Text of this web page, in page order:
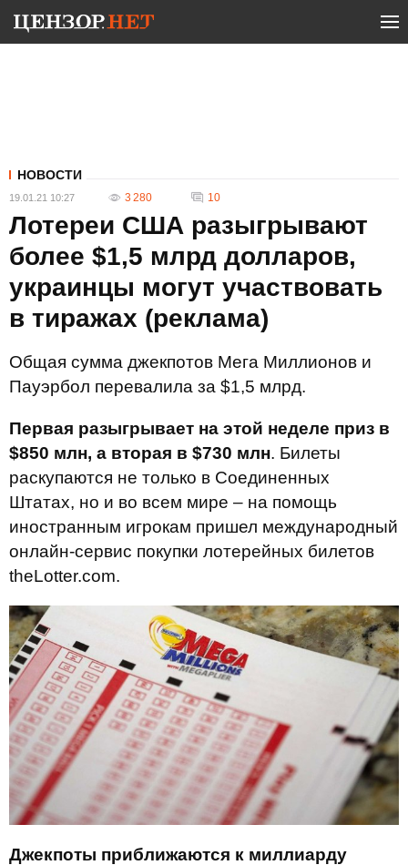
НОВОСТИ
19.01.21 10:27 3 280 10
Лотереи США разыгрывают
более $1,5 млрд долларов,
украинцы могут участвовать
в тиражах (реклама)
Общая сумма джекпотов Мега Миллионов и
Пауэрбол перевалила за $1,5 млрд.
Первая разыгрывает на этой неделе приз в
$850 млн, а вторая в $730 млн. Билеты
раскупаются не только в Соединенных
Штатах, но и во всем мире – на помощь
иностранным игрокам пришел международный
онлайн-сервис покупки лотерейных билетов
theLotter.com.
Джекпоты приближаются к миллиарду